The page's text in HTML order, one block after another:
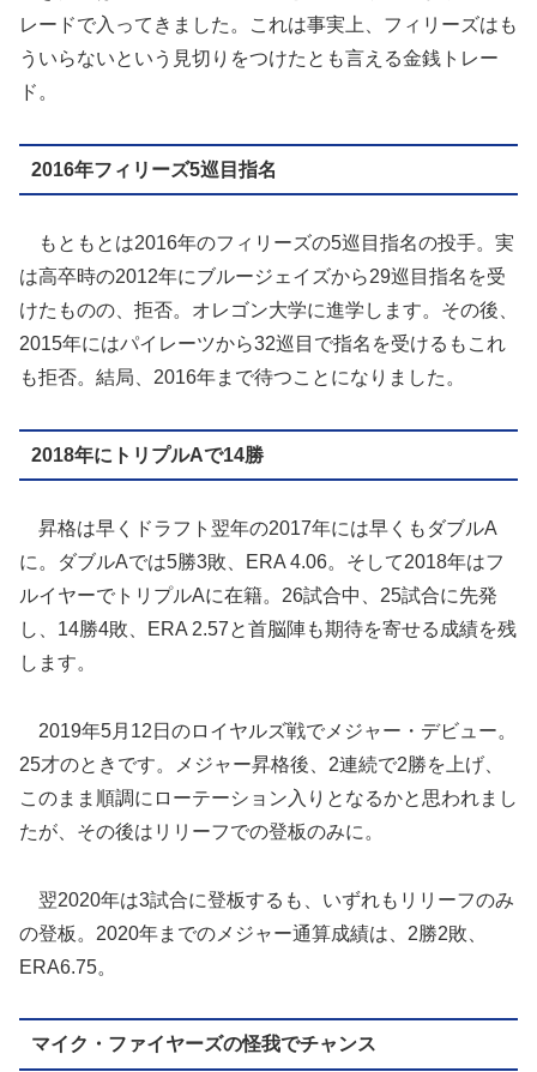
レードで入ってきました。これは事実上、フィリーズはも
ういらないという見切りをつけたとも言える金銭トレー
ド。
2016年フィリーズ5巡目指名
もともとは2016年のフィリーズの5巡目指名の投手。実
は高卒時の2012年にブルージェイズから29巡目指名を受
けたものの、拒否。オレゴン大学に進学します。その後、
2015年にはパイレーツから32巡目で指名を受けるもこれ
も拒否。結局、2016年まで待つことになりました。
2018年にトリプルAで14勝
昇格は早くドラフト翌年の2017年には早くもダブルA
に。ダブルAでは5勝3敗、ERA 4.06。そして2018年はフ
ルイヤーでトリプルAに在籍。26試合中、25試合に先発
し、14勝4敗、ERA 2.57と首脳陣も期待を寄せる成績を残
します。
2019年5月12日のロイヤルズ戦でメジャー・デビュー。
25才のときです。メジャー昇格後、2連続で2勝を上げ、
このまま順調にローテーション入りとなるかと思われまし
たが、その後はリリーフでの登板のみに。
翌2020年は3試合に登板するも、いずれもリリーフのみ
の登板。2020年までのメジャー通算成績は、2勝2敗、
ERA6.75。
マイク・ファイヤーズの怪我でチャンス